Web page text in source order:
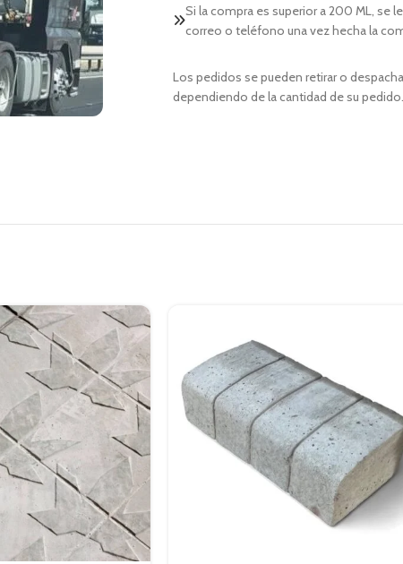
Si la compra es superior a 200 ML, se
correo o teléfono una vez hecha la
Los pedidos se pueden retirar o
dependiendo de la cantidad de su pedido.